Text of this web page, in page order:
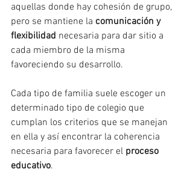
aquellas donde hay cohesión de grupo,
pero se mantiene la comunicación y
flexibilidad necesaria para dar sitio a
cada miembro de la misma
favoreciendo su desarrollo.
Cada tipo de familia suele escoger un
determinado tipo de colegio que
cumplan los criterios que se manejan
en ella y así encontrar la coherencia
necesaria para favorecer el proceso
educativo.